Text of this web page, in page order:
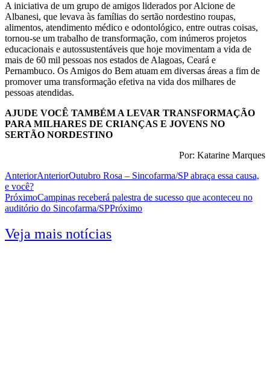
A iniciativa de um grupo de amigos liderados por Alcione de
Albanesi, que levava às famílias do sertão nordestino roupas,
alimentos, atendimento médico e odontológico, entre outras coisas,
tornou-se um trabalho de transformação, com inúmeros projetos
educacionais e autossustentáveis que hoje movimentam a vida de
mais de 60 mil pessoas nos estados de Alagoas, Ceará e
Pernambuco. Os Amigos do Bem atuam em diversas áreas a fim de
promover uma transformação efetiva na vida dos milhares de
pessoas atendidas.
AJUDE VOCÊ TAMBÉM A LEVAR TRANSFORMAÇÃO
PARA MILHARES DE CRIANÇAS E JOVENS NO
SERTÃO NORDESTINO
Por: Katarine Marques
AnteriorAnteriorOutubro Rosa – Sincofarma/SP abraça essa causa,
e você?
PróximoCampinas receberá palestra de sucesso que aconteceu no
auditório do Sincofarma/SPPróximo
Veja mais notícias